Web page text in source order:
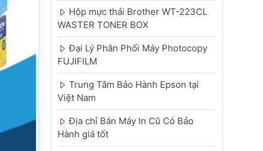
Hộp mực thải Brother WT-223CL
WASTER TONER BOX
Đại Lý Phân Phối Máy Photocopy
FUJIFILM
Trung Tâm Bảo Hành Epson tại
Việt Nam
Địa chỉ Bán Máy In Cũ Có Bảo
Hành giá tốt